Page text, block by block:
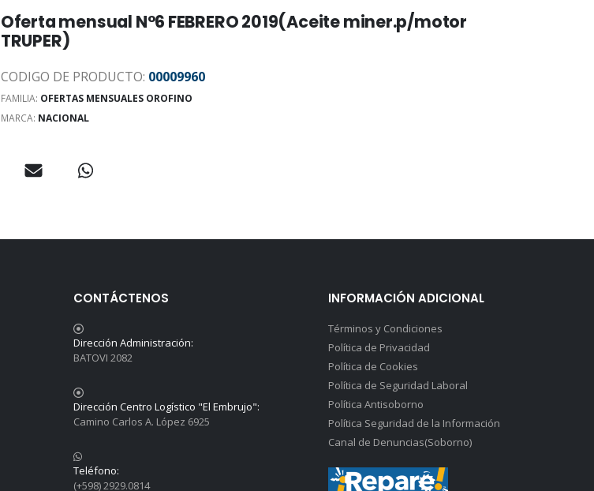
Oferta mensual N°6 FEBRERO 2019(Aceite miner.p/motor
TRUPER)
CODIGO DE PRODUCTO: 00009960
FAMILIA: OFERTAS MENSUALES OROFINO
MARCA: NACIONAL
CONTÁCTENOS
Dirección Administración:
BATOVI 2082
Dirección Centro Logístico "El Embrujo":
Camino Carlos A. López 6925
Teléfono:
(+598) 2929.0814
INFORMACIÓN ADICIONAL
Términos y Condiciones
Política de Privacidad
Política de Cookies
Política de Seguridad Laboral
Política Antisoborno
Política Seguridad de la Información
Canal de Denuncias(Soborno)